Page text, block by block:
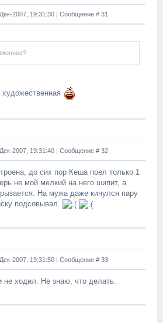
2007, 19:31:30 | Сообщение # 31
художественная
2007, 19:31:40 | Сообщение # 32
до сих пор Кеша поел только 1
не мой мелкий на него шипит, а
На мужа даже кинулся пару
подсовывал.
2007, 19:31:50 | Сообщение # 33
не ходил. Не знаю, что делать.